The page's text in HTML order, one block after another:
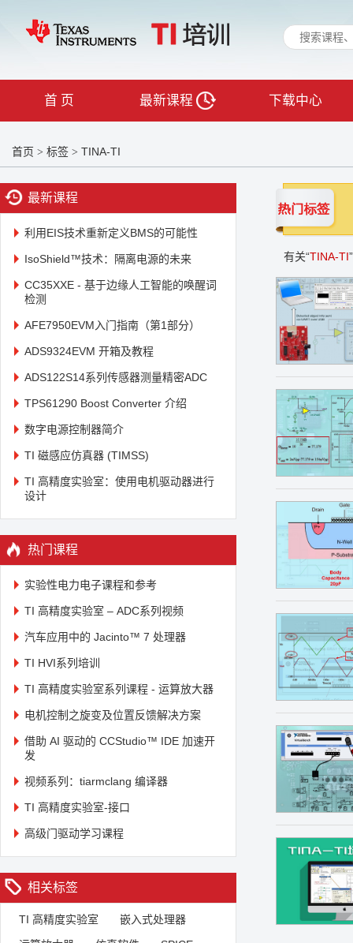
首 页 最新课程 下载中心
首页 > 标签 > TINA-TI
最新课程
利用EIS技术重新定义BMS的可能性
IsoShield™技术：隔离电源的未来
CC35XXE - 基于边缘人工智能的唤醒词
检测
AFE7950EVM入门指南（第1部分）
ADS9324EVM 开箱及教程
ADS122S14系列传感器测量精密ADC
TPS61290 Boost Converter 介绍
数字电源控制器简介
TI 磁感应仿真器 (TIMSS)
TI 高精度实验室：使用电机驱动器进行
设计
热门课程
实验性电力电子课程和参考
TI 高精度实验室 – ADC系列视频
汽车应用中的 Jacinto™ 7 处理器
TI HVI系列培训
TI 高精度实验室系列课程 - 运算放大器
电机控制之旋变及位置反馈解决方案
借助 AI 驱动的 CCStudio™ IDE 加速开
发
视频系列：tiarmclang 编译器
TI 高精度实验室-接口
高级门驱动学习课程
相关标签
TI 高精度实验室
嵌入式处理器
有关“TINA-TI